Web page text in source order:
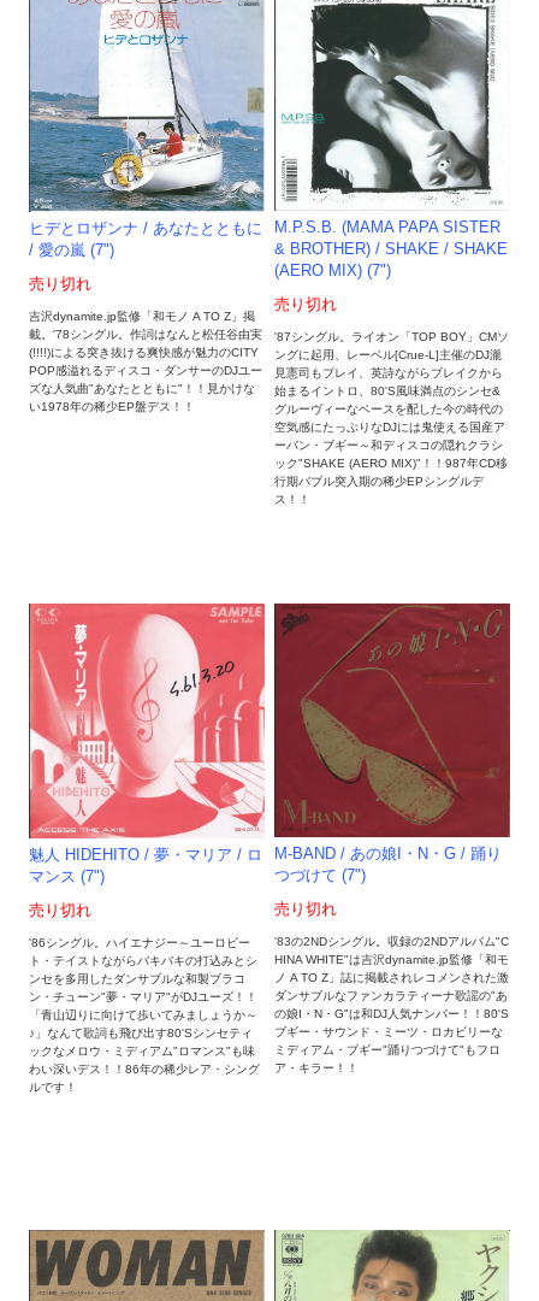
ヒデとロザンナ / あなたとともに
/ 愛の嵐 (7")
売り切れ
吉沢dynamite.jp監修「和モノ A TO Z」掲
載。'78シングル。作詞はなんと松任谷由実
(!!!!)による突き抜ける爽快感が魅力のCITY
POP感溢れるディスコ・ダンサーのDJユー
ズな人気曲"あなたとともに"！！見かけな
い1978年の稀少EP盤デス！！
M.P.S.B. (MAMA PAPA SISTER
& BROTHER) / SHAKE / SHAKE
(AERO MIX) (7")
売り切れ
'87シングル。ライオン「TOP BOY」CMソ
ングに起用、レーベル[Crue-L]主催のDJ瀧
見憲司もプレイ、英詩ながらブレイクから
始まるイントロ、80'S風味満点のシンセ&
グルーヴィーなベースを配した今の時代の
空気感にたっぷりなDJには鬼使える国産ア
ーバン・ブギー～和ディスコの隠れクラシ
ック"SHAKE (AERO MIX)"！！987年CD移
行期バブル突入期の稀少EPシングルデ
ス！！
魅人 HIDEHITO / 夢・マリア / ロ
マンス (7")
売り切れ
'86シングル。ハイエナジー～ユーロビー
ト・テイストながらバキバキの打込みとシ
ンセを多用したダンサブルな和製ブラコ
ン・チューン"夢・マリア"がDJユーズ！！
「青山辺りに向けて歩いてみましょうか～
♪」なんて歌詞も飛び出す80'Sシンセティ
ックなメロウ・ミディアム"ロマンス"も味
わい深いデス！！86年の稀少レア・シング
ルです！
M-BAND / あの娘I・N・G / 踊り
つづけて (7")
売り切れ
'83の2NDシングル。収録の2NDアルバム"C
HINA WHITE"は吉沢dynamite.jp監修「和モ
ノ A TO Z」誌に掲載されレコメンされた激
ダンサブルなファンカラティーナ歌謡の"あ
の娘I・N・G"は和DJ人気ナンバー！！80'S
ブギー・サウンド・ミーツ・ロカビリーな
ミディアム・ブギー"踊りつづけて"もフロ
ア・キラー！！